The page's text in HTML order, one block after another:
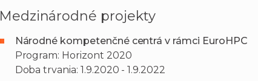
Medzinárodné projekty
Národné kompetenčné centrá v rámci EuroHPC
Program: Horizont 2020
Doba trvania: 1.9.2020 - 1.9.2022